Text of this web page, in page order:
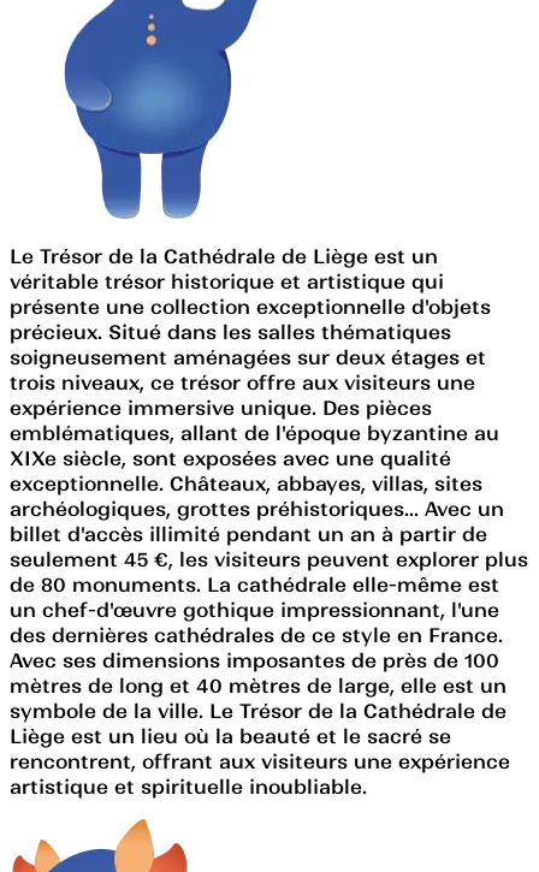
Le Trésor de la Cathédrale de Liège est un
véritable trésor historique et artistique qui
présente une collection exceptionnelle d'objets
précieux. Situé dans les salles thématiques
soigneusement aménagées sur deux étages et
trois niveaux, ce trésor offre aux visiteurs une
expérience immersive unique. Des pièces
emblématiques, allant de l'époque byzantine au
XIXe siècle, sont exposées avec une qualité
exceptionnelle. Châteaux, abbayes, villas, sites
archéologiques, grottes préhistoriques... Avec un
billet d'accès illimité pendant un an à partir de
seulement 45 €, les visiteurs peuvent explorer plus
de 80 monuments. La cathédrale elle-même est
un chef-d'œuvre gothique impressionnant, l'une
des dernières cathédrales de ce style en France.
Avec ses dimensions imposantes de près de 100
mètres de long et 40 mètres de large, elle est un
symbole de la ville. Le Trésor de la Cathédrale de
Liège est un lieu où la beauté et le sacré se
rencontrent, offrant aux visiteurs une expérience
artistique et spirituelle inoubliable.